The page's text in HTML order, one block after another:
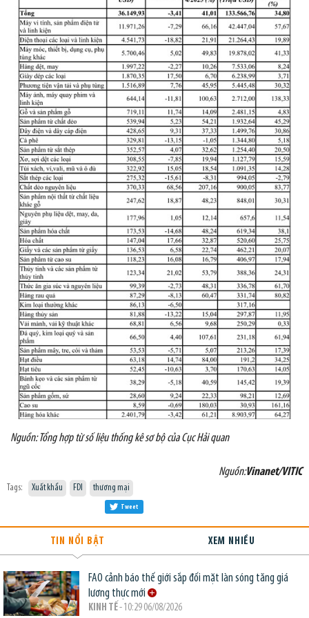
Nguồn: Tổng hợp từ số liệu thống kê sơ bộ của Cục Hải quan
Nguồn:Vinanet/VITIC
Tags: Xuất khẩu FDI thương mại
Tweet
TIN NỔI BẬT XEM NHIỀU
FAO cảnh báo thế giới sắp đối mặt làn sóng tăng giá
lương thực mới
KINH TẾ- 10:29 06/08/2026